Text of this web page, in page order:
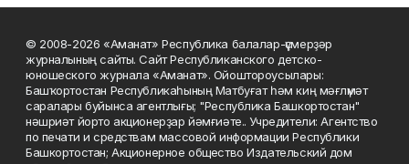
© 2008-2026 «Аманат» Республика балалар-үҫмерҙәр
журналының сайты. Сайт Республиканского детско-
юношеского журнала «Аманат». Ойоштороусылары:
Башҡортостан Республикаһының Матбуғат һәм киң мәғлүмәт
саралары буйынса агентлығы; "Республика Башкортостан"
нәшриәт йорто акционерҙар йәмғиәте.. Учредители: Агентство
по печати и средствам массовой информации Республики
Башкортостан; Акционерное общество Издательский дом